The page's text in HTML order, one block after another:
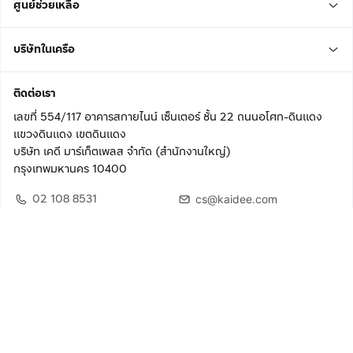
ศูนย์ช่วยเหลือ
บริษัทในเครือ
ติดต่อเรา
เลขที่ 554/117 อาคารสกายไนน์ เซ็นเตอร์ ชั้น 22 ถนนอโศก-ดินแดง
แขวงดินแดง เขตดินแดง
บริษัท เคดี มาร์เก็ตเพลส จำกัด (สำนักงานใหญ่)
กรุงเทพมหานคร 10400
02 108 8531
cs@kaidee.com